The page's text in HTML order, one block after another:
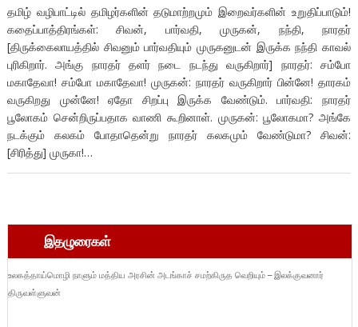
தமிழ் வழிபாட்டில் தமிழர்களின் தடுமாற்றமும் இறைவர்களின் உறுதிப்பாடும்!
கதைப்பாத்திரங்கள்: சிவன், பார்வதி, முருகன், நந்தி, நாரதர்
[திருக்கைலாயத்தில் சிவனும் பார்வதியும் முருகனுடன் இருக்க நந்தி காவல்
புரிகிறார். அங்கு நாரதர் தளர் நடை நடந்து வருகிறார்] நாரதர்: சம்போ
மகாதேவா! சம்போ மகாதேவா! முருகன்: நாரதர் வருகிறார் பின்னே! தாரகம்
வருகிறது முன்னே! ஏதோ சிறப்பு இருக்க வேண்டும். பார்வதி: நாரதர்
பூலோகம் சென்றிருப்பதாக வாணி கூறினாள். முருகன்: பூலோகமா? அங்கே
நடக்கும் கலகம் போதாதென்று நாரதர் கலகமும் வேண்டுமா? சிவன்:
[சிரித்து] முருகா!…
இதழுரைகள்
உலகத்தாய்மொழி நாளும் மத்திய அரசின் அடங்காச் சமற்கிருத வெறியும் – இலக்குவனார்
திருவள்ளுவன்